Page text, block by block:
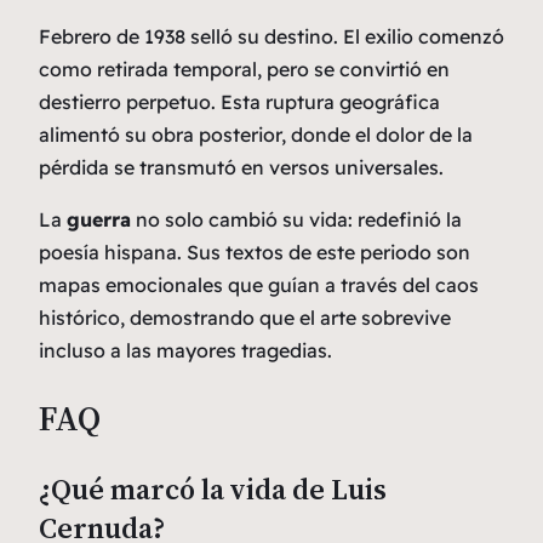
Febrero de 1938 selló su destino. El exilio comenzó
como retirada temporal, pero se convirtió en
destierro perpetuo. Esta ruptura geográfica
alimentó su obra posterior, donde el dolor de la
pérdida se transmutó en versos universales.
La guerra no solo cambió su vida: redefinió la
poesía hispana. Sus textos de este periodo son
mapas emocionales que guían a través del caos
histórico, demostrando que el arte sobrevive
incluso a las mayores tragedias.
FAQ
¿Qué marcó la vida de Luis
Cernuda?